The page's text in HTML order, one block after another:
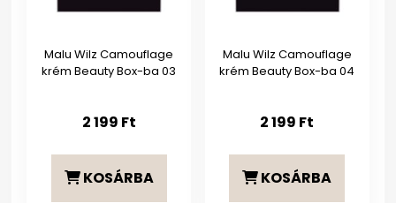
Malu Wilz Camouflage
krém Beauty Box-ba 03
2 199 Ft
KOSÁRBA
Malu Wilz Camouflage
krém Beauty Box-ba 04
2 199 Ft
KOSÁRBA